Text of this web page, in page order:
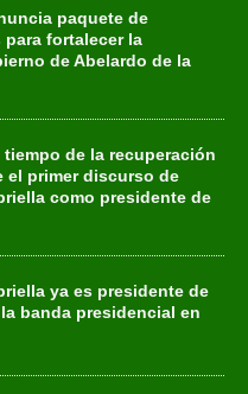
paquete de
para fortalecer la
de Abelardo de la
tiempo de la recuperación
el primer discurso de
como presidente de
ya es presidente de
banda presidencial en